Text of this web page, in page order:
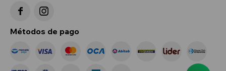
 
Métodos de pago